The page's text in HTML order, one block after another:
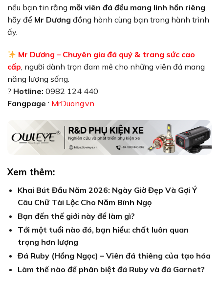
nếu bạn tin rằng mỗi viên đá đều mang linh hồn riêng,
hãy để Mr Dương đồng hành cùng bạn trong hành trình
ấy.
Mr Dương – Chuyên gia đá quý & trang sức cao
cấp, người dành trọn đam mê cho những viên đá mang
năng lượng sống.
? Hotline: 0982 124 440
Fangpage : MrDuong.vn
Xem thêm:
Khai Bút Đầu Năm 2026: Ngày Giờ Đẹp Và Gợi Ý
Câu Chữ Tài Lộc Cho Năm Bính Ngọ
Bạn đến thế giới này để làm gì?
Tới một tuổi nào đó, bạn hiểu: chất luôn quan
trọng hơn lượng
Đá Ruby (Hồng Ngọc) – Viên đá thiêng của tạo hóa
Làm thế nào để phân biệt đá Ruby và đá Garnet?